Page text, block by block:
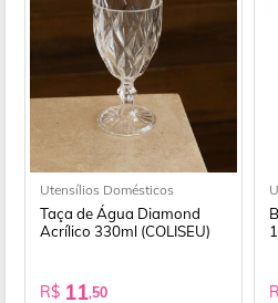
Utensílios Domésticos
Taça de Água Diamond
Acrílico 330ml (COLISEU)
R$ 11,50